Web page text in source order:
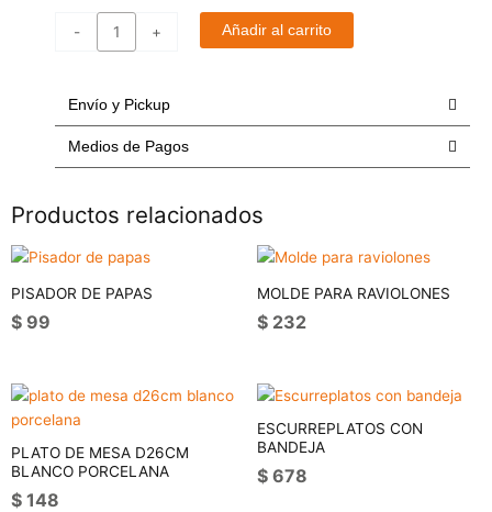
-
lissy
rojo
+ Añadir al carrito
Envío y Pickup
Medios de Pagos
Productos relacionados
PISADOR DE PAPAS
$ 99
MOLDE PARA RAVIOLONES
$ 232
PLATO DE MESA D26CM
BLANCO PORCELANA
$ 148
ESCURREPLATOS CON
BANDEJA
$ 678